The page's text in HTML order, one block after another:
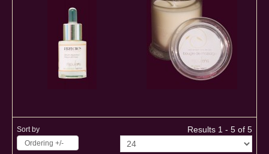
Sort by
Ordering +/-
Results 1 - 5 of 5